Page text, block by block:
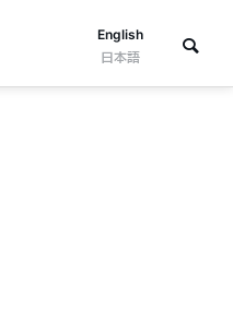
English
日本語